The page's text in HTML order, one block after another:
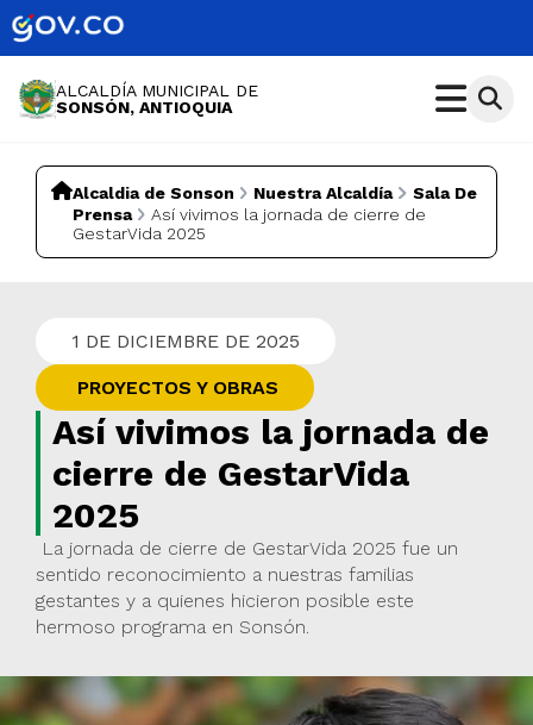
ALCALDÍA MUNICIPAL DE
SONSÓN, ANTIOQUIA
Alcaldia de Sonson Nuestra Alcaldía
Sala De
Prensa
Así vivimos la jornada de cierre de
GestarVida 2025
1 DE DICIEMBRE DE 2025
PROYECTOS Y OBRAS
Así vivimos la jornada de
cierre de GestarVida
2025
La jornada de cierre de GestarVida 2025 fue un
sentido reconocimiento a nuestras familias
gestantes y a quienes hicieron posible este
hermoso programa en Sonsón.